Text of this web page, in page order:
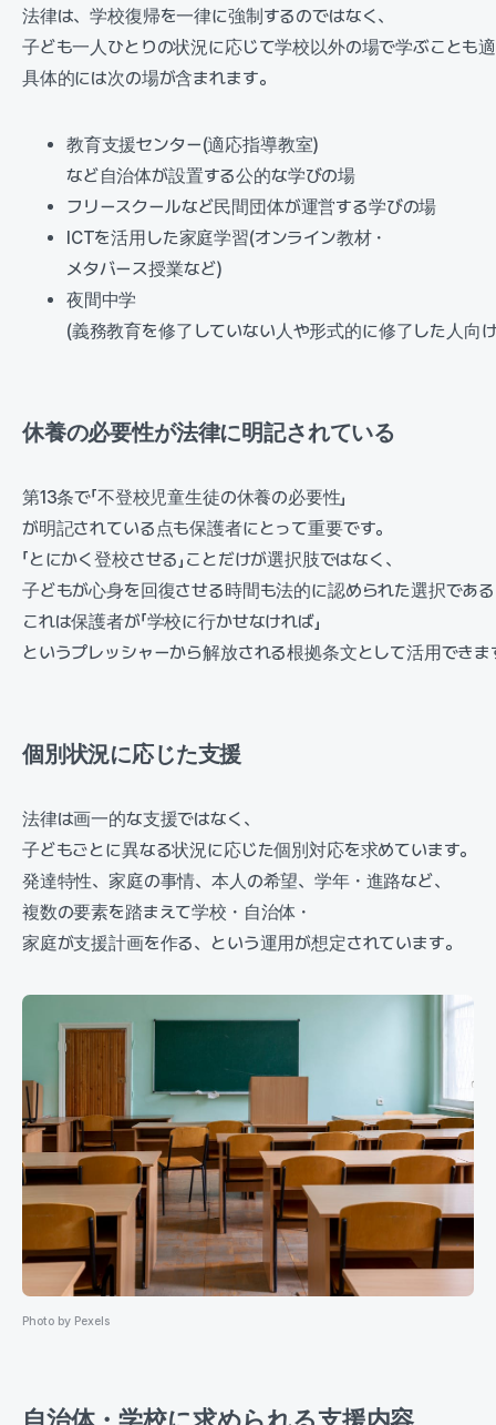
法律は、学校復帰を一律に強制するのではなく、
子ども一人ひとりの状況に応じて学校以外の場で学ぶことも
具体的には次の場が含まれます。
教育支援センター(適応指導教室)
など自治体が設置する公的な学びの場
フリースクールなど民間団体が運営する学びの場
ICTを活用した家庭学習(オンライン教材・
メタバース授業など)
夜間中学
(義務教育を修了していない人や形式的に修了した人向
休養の必要性が法律に明記されている
第13条で「不登校児童生徒の休養の必要性」
が明記されている点も保護者にとって重要です。
「とにかく登校させる」ことだけが選択肢ではなく、
子どもが心身を回復させる時間も法的に認められた選択であ
これは保護者が「学校に行かせなければ」
というプレッシャーから解放される根拠条文として活用できま
個別状況に応じた支援
法律は画一的な支援ではなく、
子どもごとに異なる状況に応じた個別対応を求めています。
発達特性、家庭の事情、本人の希望、学年・進路など、
複数の要素を踏まえて学校・自治体・
家庭が支援計画を作る、という運用が想定されています。
Photo by Pexels